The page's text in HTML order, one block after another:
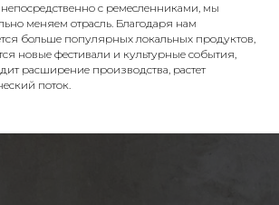
непосредственно с ремесленниками, мы
меняем отрасль. Благодаря нам
больше популярных локальных продуктов,
новые фестивали и культурные события,
расширение производства, растет
поток.